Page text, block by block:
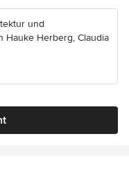
und
Hauke Herberg, Claudia